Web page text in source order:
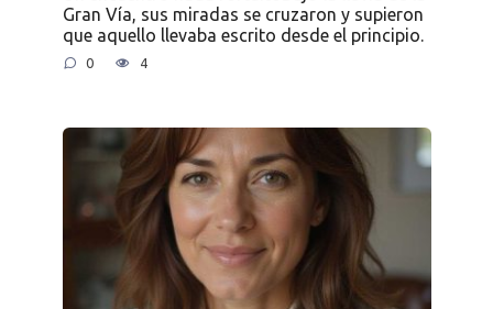
Gran Vía, sus miradas se cruzaron y supieron
que aquello llevaba escrito desde el principio.
0 4